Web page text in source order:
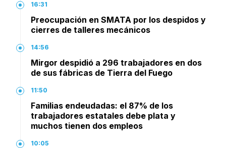
16:31
Preocupación en SMATA por los despidos y
cierres de talleres mecánicos
14:56
Mirgor despidió a 296 trabajadores en dos
de sus fábricas de Tierra del Fuego
11:50
Familias endeudadas: el 87% de los
trabajadores estatales debe plata y
muchos tienen dos empleos
10:05